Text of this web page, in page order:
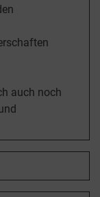
auch noch